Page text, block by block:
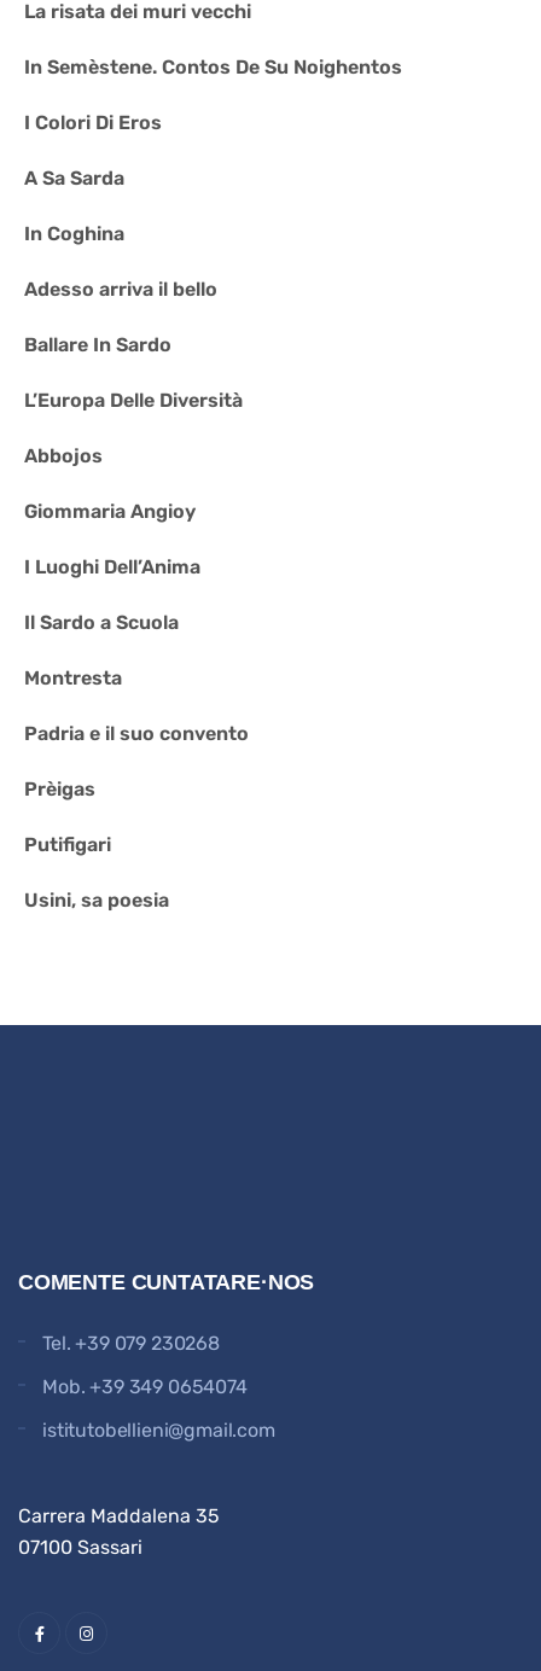
La risata dei muri vecchi
In Semèstene. Contos De Su Noighentos
I Colori Di Eros
A Sa Sarda
In Coghina
Adesso arriva il bello
Ballare In Sardo
L’Europa Delle Diversità
Abbojos
Giommaria Angioy
I Luoghi Dell’Anima
Il Sardo a Scuola
Montresta
Padria e il suo convento
Prèigas
Putifigari
Usini, sa poesia
COMENTE CUNTATARE·NOS
Tel.+39 079 230268
Mob.+39 349 0654074
istitutobellieni@gmail.com
Carrera Maddalena 35
07100 Sassari